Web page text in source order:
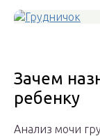
Зачем
ребенку
Анализ мочи